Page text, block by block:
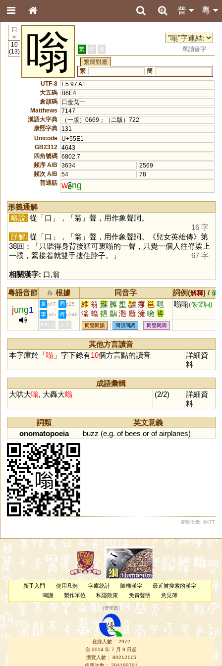
粵
普
口
30
10
(13)
嗡 繁 簡 港
單讀音字
繁簡對應
繁
簡
UTF-8
E5 97 A1
大五碼
B6E4
倉頡碼
口金戈一
Matthews
7147
漢語大字典
（一版）0669；（二版）722
康熙字典
131
Unicode
U+55E1
GB2312
4643
四角號碼 6802.7
頻序 A/B
3634
2569
頻次 A/B
54
78
普通話 w ng
形義通解
略說: 從「口 」，「翁 」聲，用作象聲詞。
16 字
詳解: 從「口 」，「翁 」聲，用作象聲詞。《兒女英雄傳》第
38回：「只聽得身背後猛可裏嗡的一聲，只覺一個人往脊梁上
一撲，緊接着就雙手摟住脖子。」
67 字
相關漢字: 口,翁
粵語音節 & 根據 同音字 詞例(解釋) / 備
jung1
黃 p47 周 p25 維 翁 雍 臃 壅 雝 癰 邕 嗈
滃 螉 郺 鶲 灉 廱 澭 噰 饔
嗡嗡(像聲詞)
李 p35 何 p348
HKLS 人文 同聲同韻 同韻同調 同聲同調
其他方言讀音
本字庫於「嗡 」字下錄有10個方言點的讀音
詳細資
料
成語彙輯
大哄大嗡, 大轟大嗡 (2/2)
詳細資
料
詞類
英文意義
onomatopoeia
buzz (e.g. of bees or of airplanes)
瀏覽次數: 8477
新手入門 使用凡例 字庫統計 隨機漢字
最近被搜索的漢字
鳴謝
製作單位 私隱政策 免責聲明 意見簿
（管理員 ）
在線人數： 2972
自 2014 年 7 月 8 日起
瀏覽人數： 80212115